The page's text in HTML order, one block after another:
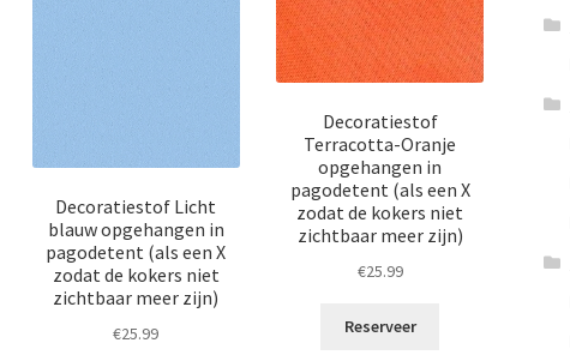
Decoratiestof Licht
blauw opgehangen in
pagodetent (als een X
zodat de kokers niet
zichtbaar meer zijn)
€25.99
Decoratiestof
Terracotta-Oranje
opgehangen in
pagodetent (als een X
zodat de kokers niet
zichtbaar meer zijn)
€25.99
Reserveer